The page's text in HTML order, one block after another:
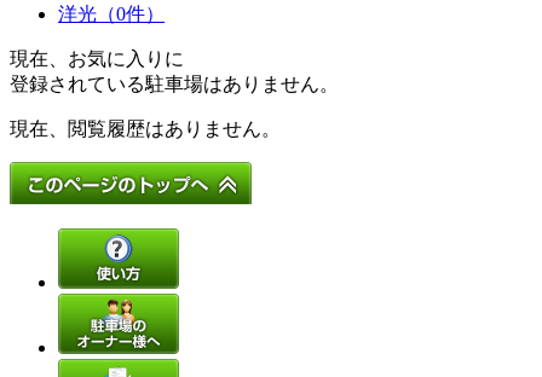
洋光（0件）
現在、お気に入りに
登録されている駐車場はありません。
現在、閲覧履歴はありません。